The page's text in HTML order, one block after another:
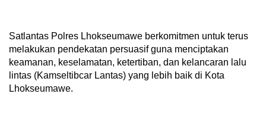
Satlantas Polres Lhokseumawe berkomitmen untuk terus
melakukan pendekatan persuasif guna menciptakan
keamanan, keselamatan, ketertiban, dan kelancaran lalu
lintas (Kamseltibcar Lantas) yang lebih baik di Kota
Lhokseumawe.